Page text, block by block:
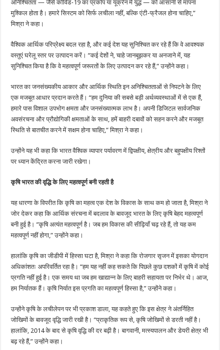
अनिश्चितता — जैसे कोविड-19 का प्रकोप या यूक्रेन में युद्ध — को आसानी से मापना
मुश्किल होता है। हमारे सिस्टम को सिर्फ लचीला नहीं, बल्कि एंटी-फ्रैजल होना चाहिए,”
मिश्रा ने कहा।
वैश्विक आर्थिक परिप्रेक्ष्य बदल रहा है, और कई देश यह सुनिश्चित कर रहे हैं कि वे आवश्यक
वस्तुएं घरेलू स्तर पर उत्पादन करें। “कई देशों ने, चाहे जानबूझकर या अनजाने में, यह
सुनिश्चित किया है कि वे महत्वपूर्ण जरूरतों के लिए उत्पादन कर रहे हैं,” उन्होंने कहा।
भारत का जनसंख्यकीय आकार और आर्थिक स्थिति इन अनिश्चितताओं से निपटने के लिए
एक मजबूत आधार प्रदान करते हैं। “हम दुनिया की सबसे बड़ी अर्थव्यवस्थाओं में से एक हैं,
हमारे पास विशाल उपभोग क्षमता और जनसंख्यात्मक लाभ है। अपनी डिजिटल सार्वजनिक
अवसंरचना और प्रौद्योगिकी क्षमताओं के साथ, हमें बाहरी दबावों को सहन करने और मजबूत
स्थिति से बातचीत करने में सक्षम होना चाहिए,” मिश्रा ने कहा।
उन्होंने यह भी कहा कि भारत वैश्विक व्यापार पर्यावरण में द्विपक्षीय, क्षेत्रीय और बहुपक्षीय रिश्तों
पर ध्यान केंद्रित करना जारी रखेगा।
कृषि भारत की वृद्धि के लिए महत्वपूर्ण बनी रहती है
यह धारणा के विपरीत कि कृषि का महत्व एक देश के विकास के साथ कम हो जाता है, मिश्रा ने
जोर देकर कहा कि आर्थिक संरचना में बदलाव के बावजूद भारत के लिए कृषि बेहद महत्वपूर्ण
बनी हुई है। “कृषि अत्यंत महत्वपूर्ण है। जब हम विकास की सीढ़ियाँ चढ़ रहे हैं, तो यह कम
महत्वपूर्ण नहीं होगा,” उन्होंने कहा।
हालांकि कृषि का जीडीपी में हिस्सा घटा है, मिश्रा ने कहा कि रोजगार सृजन में इसका योगदान
अधिकांशतः अपरिवर्तित रहा है। “हम यह नहीं कह सकते कि पिछले कुछ दशकों में कृषि में कोई
प्रगति नहीं हुई है। एक समय था जब हम खाद्यान्न के लिए बाहरी सहायता पर निर्भर थे। आज,
हम निर्यातक हैं। कृषि निर्यात इस प्रगति का महत्वपूर्ण हिस्सा है,” उन्होंने कहा।
उन्होंने कृषि के लचीलेपन पर भी प्रकाश डाला, यह कहते हुए कि इस क्षेत्र ने अंतर्निहित
जोखिमों के बावजूद वृद्धि जारी रखी है। “प्राकृतिक रूप से, कृषि जोखिमों से डरती नहीं है।
हालांकि, 2014 के बाद से कृषि वृद्धि की दर बढ़ी है। बागवानी, मत्स्यपालन और डेयरी क्षेत्र भी
बढ़ रहे हैं,” उन्होंने कहा।